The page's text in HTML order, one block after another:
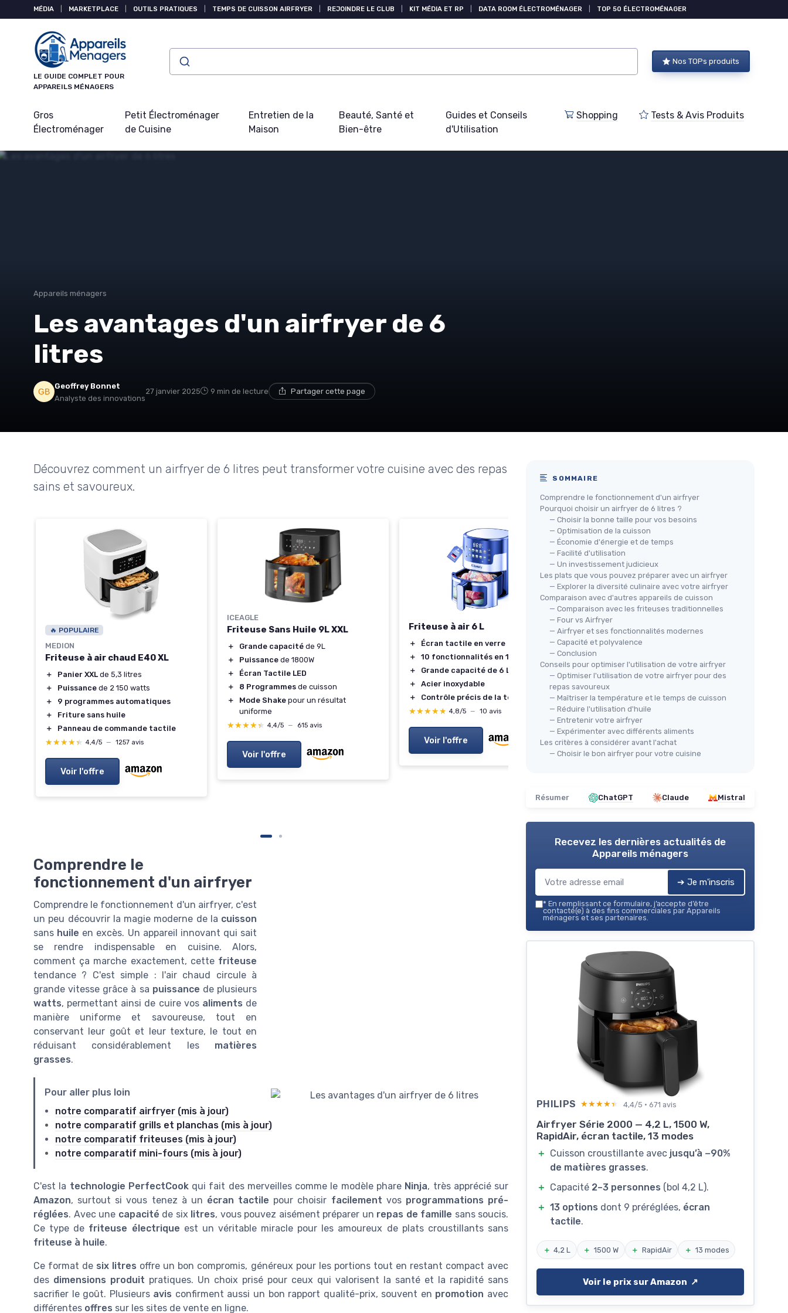
MÉDIA MARKETPLACE OUTILS PRATIQUES TEMPS DE CUISSON AIRFRYER REJOINDRE LE CLUB KIT MÉDIA ET RP DATA ROOM ÉLECTROMÉNAGER TOP 50 ÉLECTROMÉNAGER
LE GUIDE COMPLET POUR
APPAREILS MÉNAGERS
Nos TOPs produits
Gros
Électroménager
Petit Électroménager
de Cuisine
Entretien de la
Maison
Beauté, Santé et
Bien-être
Guides et Conseils
d'Utilisation
Shopping Tests & Avis Produits
Appareils ménagers
Les avantages d'un airfryer de 6
litres
Geoffrey Bonnet
Analyste des innovations
27 janvier 2025 9 min de lecture Partager cette page
Découvrez comment un airfryer de 6 litres peut transformer votre cuisine avec des repas
sains et savoureux.
🔥 POPULAIRE
MEDION
Friteuse à air chaud E40 XL
＋ Panier XXL de 5,3 litres
＋
Puissance de 2 150 watts
＋
9 programmes automatiques
＋
Friture sans huile
＋
Panneau de commande tactile
★★★★★
★★★★★ 4,4/5 — 1257 avis
Voir l'offre
ICEAGLE
Friteuse Sans Huile 9L XXL
＋ Grande capacité de 9L
＋
Puissance de 1800W
＋
Écran Tactile LED
＋
8 Programmes de cuisson
＋
Mode Shake pour un résultat
uniforme
★★★★★
★★★★★ 4,4/5 — 615 avis
Voir l'offre
Friteuse à air 6 L
＋
Écran tactile en verre
＋
10 fonctionnalités en 1
＋
Grande capacité de 6 L
＋
Acier inoxydable
＋
Contrôle précis de la température
★★★★★
★★★★★ 4,8/5 — 10 avis
Voir l'offre
Friteuse Sans Huile HAIMEEC 6L
＋ Capacité de 6L
＋ 8-en-1pour diverses options de
cuisson
＋ Fenêtre de visualisation
surveiller la cuisson
＋ 1350W de puissance pour une cuisson
rapide
Écran tactile digital
facile
Voir l'offre
Comprendre le
fonctionnement d'un airfryer
Comprendre le fonctionnement d'un airfryer, c'est
un peu découvrir la magie moderne de la cuisson
sans huile en excès. Un appareil innovant qui sait
se rendre indispensable en cuisine. Alors,
comment ça marche exactement, cette friteuse
tendance ? C'est simple : l'air chaud circule à
grande vitesse grâce à sa puissance de plusieurs
watts, permettant ainsi de cuire vos aliments de
manière uniforme et savoureuse, tout en
conservant leur goût et leur texture, le tout en
réduisant considérablement les matières
grasses.
Pour aller plus loin
notre comparatif airfryer (mis à jour)
notre comparatif grills et planchas (mis à jour)
notre comparatif friteuses (mis à jour)
notre comparatif mini-fours (mis à jour)
C'est la technologie PerfectCookqui fait des merveilles comme le modèle phare Ninja, très apprécié sur
Amazon, surtout si vous tenez à un écran tactile pour choisir facilement vos programmations pré-
réglées. Avec une capacité de six litres, vous pouvez aisément préparer un repas de famille sans soucis.
Ce type de friteuse électrique est un véritable miracle pour les amoureux de plats croustillants sans
friteuse à huile.
Ce format de six litres offre un bon compromis, généreux pour les portions tout en restant compact avec
des dimensions produit pratiques. Un choix prisé pour ceux qui valorisent la santé et la rapidité sans
sacrifier le goût. Plusieurs avis confirment aussi un bon rapport qualité-prix, souvent en promotion avec
différentes offres sur les sites de vente en ligne.
SOMMAIRE
Comprendre le fonctionnement d'un airfryer
Pourquoi choisir un airfryer de 6 litres ?
— Choisir la bonne taille pour vos besoins
— Optimisation de la cuisson
— Économie d'énergie et de temps
— Facilité d'utilisation
— Un investissement judicieux
Les plats que vous pouvez préparer avec un airfryer
— Explorer la diversité culinaire avec votre airfryer
Comparaison avec d'autres appareils de cuisson
— Comparaison avec les friteuses traditionnelles
— Four vs Airfryer
— Airfryer et ses fonctionnalités modernes
— Capacité et polyvalence
— Conclusion
Conseils pour optimiser l'utilisation de votre airfryer
— Optimiser l'utilisation de votre airfryer pour des
repas savoureux
— Maîtriser la température et le temps de cuisson
— Réduire l'utilisation d'huile
— Entretenir votre airfryer
— Expérimenter avec différents aliments
Les critères à considérer avant l'achat
— Choisir le bon airfryer pour votre cuisine
Résumer ChatGPT Claude Mistral
Recevez les dernières actualités de
Appareils ménagers
➔ Je m'inscris
* En remplissant ce formulaire, j’accepte d’être
contacté(e) à des fins commerciales par Appareils
ménagers et ses partenaires.
PHILIPS ★★★★★
★★★★★ 4,4/5 · 671 avis
Airfryer Série 2000 — 4,2 L, 1500 W,
RapidAir, écran tactile, 13 modes
＋ Cuisson croustillante avec jusqu’à −90%
de matières grasses.
＋ Capacité 2–3 personnes (bol 4,2 L).
＋ 13 options dont 9 préréglées, écran
tactile.
＋ 4,2 L ＋ 1500 W ＋ RapidAir ＋ 13 modes
Voir le prix sur Amazon ↗️
Panneau de gestion des cookies